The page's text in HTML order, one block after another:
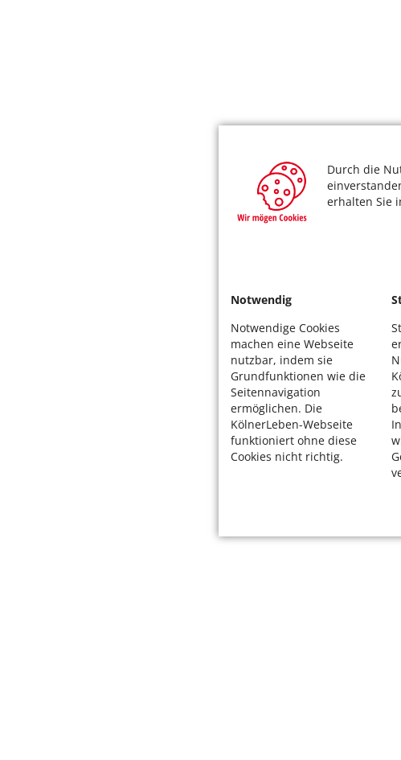
Durch die
erhalten Sie
Notwendig
Notwendige Cookies
machen eine Webseite
nutzbar, indem sie
Grundfunktionen wie die
Seitennavigation
ermöglichen. Die
KölnerLeben-Webseite
funktioniert ohne diese
Cookies nicht richtig.